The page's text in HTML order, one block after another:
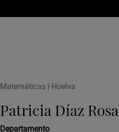
Matemáticas | Huelva
Patricia Díaz Rosa
Departamento